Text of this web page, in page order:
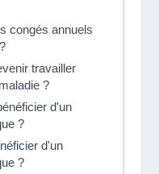
congés annuels
travailler
?
d'un
?
d'un
?